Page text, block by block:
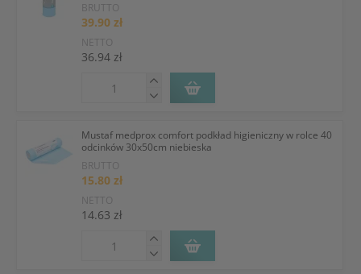
BRUTTO
39.90 zł
NETTO
36.94 zł
Mustaf medprox comfort podkład higieniczny w rolce 40
odcinków 30x50cm niebieska
BRUTTO
15.80 zł
NETTO
14.63 zł